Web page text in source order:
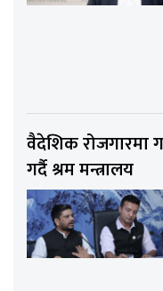
वैदेशिक रोजगारमा
गर्दै श्रम मन्त्रालय